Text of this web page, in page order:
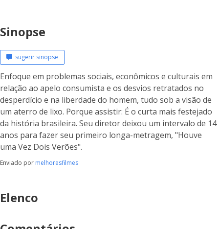
Sinopse
sugerir sinopse
Enfoque em problemas sociais, econômicos e culturais em
relação ao apelo consumista e os desvios retratados no
desperdício e na liberdade do homem, tudo sob a visão de
um aterro de lixo. Porque assistir: É o curta mais festejado
da história brasileira. Seu diretor deixou um intervalo de 14
anos para fazer seu primeiro longa-metragem, "Houve
uma Vez Dois Verões".
Enviado por melhoresfilmes
Elenco